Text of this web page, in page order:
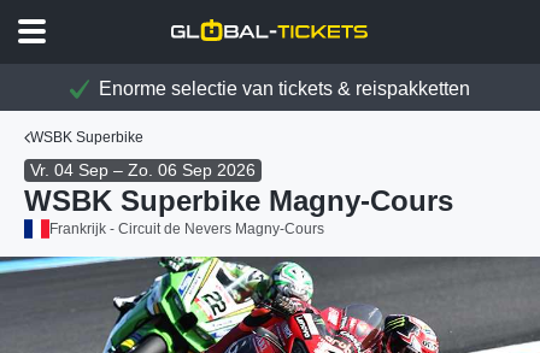
Enorme selectie van tickets & reispakketten
WSBK Superbike
Vr. 04 Sep – Zo. 06 Sep 2026
WSBK Superbike Magny-Cours
Frankrijk - Circuit de Nevers Magny-Cours